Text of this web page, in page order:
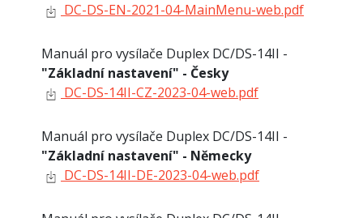
DC-DS-EN-2021-04-MainMenu-web.pdf
Manuál pro vysílače Duplex DC/DS-14II -
"Základní nastavení" - Česky
DC-DS-14II-CZ-2023-04-web.pdf
Manuál pro vysílače Duplex DC/DS-14II -
"Základní nastavení" - Německy
DC-DS-14II-DE-2023-04-web.pdf